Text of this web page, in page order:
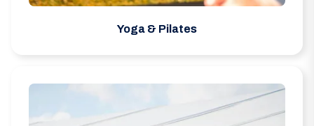
Yoga & Pilates